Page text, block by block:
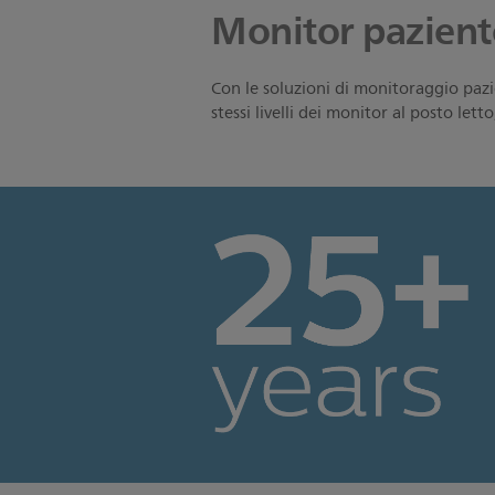
Monitor
Con le soluzioni di monitoraggio
stessi livelli dei monitor al posto